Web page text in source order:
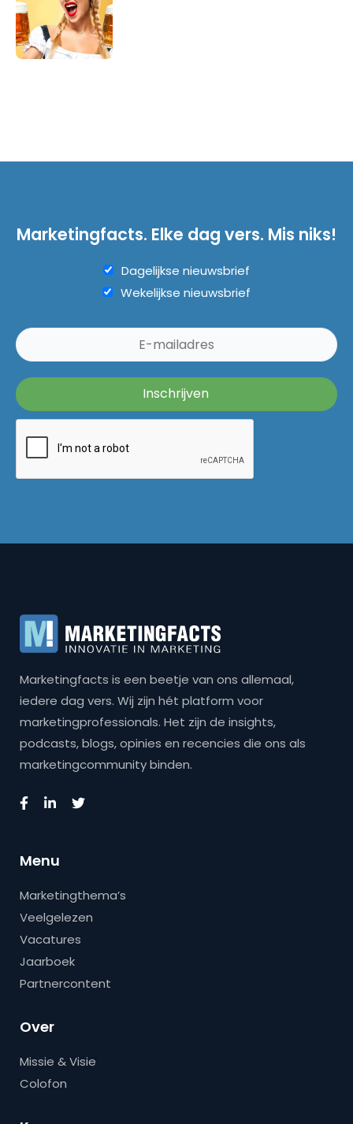
Marketingfacts. Elke dag vers. Mis niks!
Dagelijkse nieuwsbrief
Wekelijkse nieuwsbrief
Marketingfacts is een beetje van ons allemaal,
iedere dag vers. Wij zijn hét platform voor
marketingprofessionals. Het zijn de insights,
podcasts, blogs, opinies en recencies die ons als
marketingcommunity binden.
Menu
Marketingthema’s
Veelgelezen
Vacatures
Jaarboek
Partnercontent
Over
Missie & Visie
Colofon